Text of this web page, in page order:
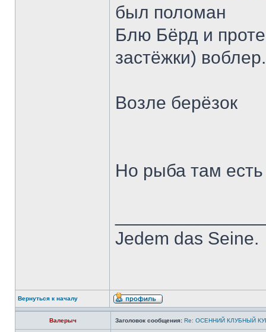
был поломан
Блю Бёрд и
застёжки)
Возле берёзок
Но рыба там
Jedem das Seine.
Вернуться к началу
Валерыч Заголовок сообщения: Re: ОСЕННИЙ КЛУБНЫЙ